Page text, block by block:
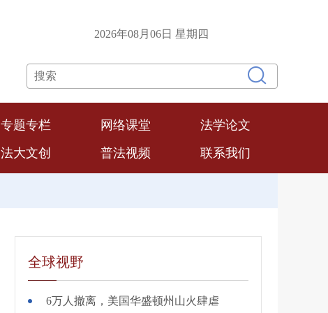
2026年08月06日 星期四
专题专栏 网络课堂
法学论文
法大文创 普法视频 联系我们
全球视野
6万人撤离，美国华盛顿州山火肆虐